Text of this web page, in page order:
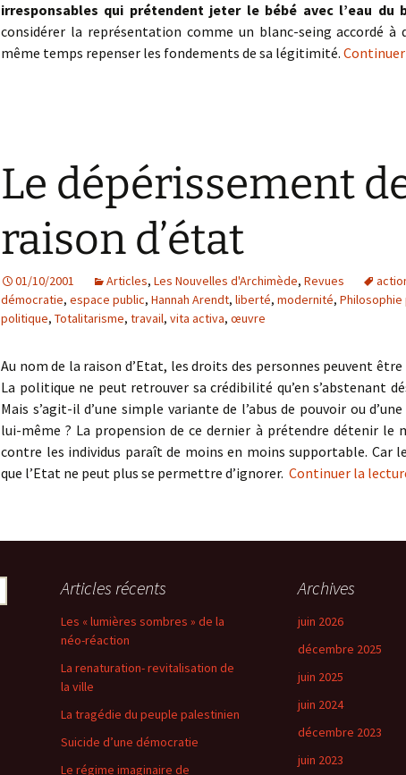
irresponsables qui prétendent jeter le bébé avec l’eau du
considérer la représentation comme un blanc-seing accordé à
même temps repenser les fondements de sa légitimité.
Le dépérissement
raison d’état
01/10/2001 Articles, Les Nouvelles d'Archimède, Revues
démocratie, espace public, Hannah Arendt, liberté, modernité,
politique, Totalitarisme, travail, vita activa, œuvre
Au nom de la raison d’Etat, les droits des personnes peuvent
La politique ne peut retrouver sa crédibilité qu’en s’abstenant
Mais s’agit-il d’une simple variante de l’abus de pouvoir ou
lui-même ? La propension de ce dernier à prétendre détenir le
contre les individus paraît de moins en moins supportable. Car
que l’Etat ne peut plus se permettre d’ignorer. Continuer la
Articles récents
Les « lumières sombres » de la
néo-réaction
La renaturation- revitalisation de
la ville
La tragédie du peuple palestinien
Suicide d’une démocratie
Le régime imaginaire de
Archives
juin 2026
décembre 2025
juin 2025
juin 2024
décembre 2023
juin 2023